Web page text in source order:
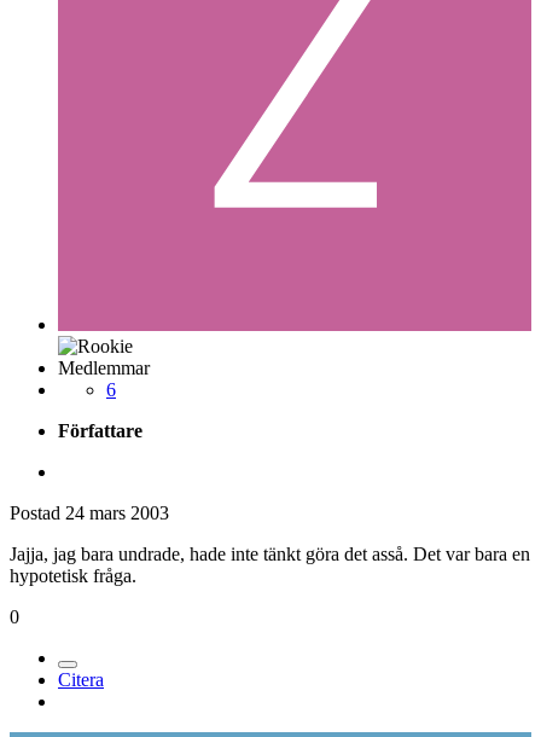
Medlemmar
6
Författare
Postad 24 mars 2003
Jajja, jag bara undrade, hade inte tänkt göra det asså. Det var bara en
hypotetisk fråga.
0
Citera